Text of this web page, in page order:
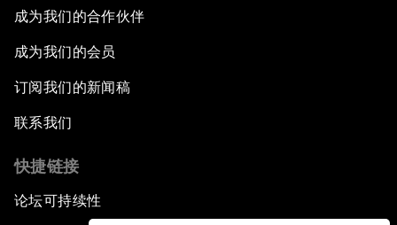
成为我们的合作伙伴
成为我们的会员
订阅我们的新闻稿
联系我们
快捷链接
论坛可持续性